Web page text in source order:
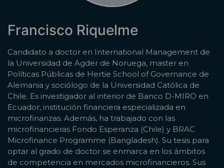
Francisco Riquelme
Candidato a doctor en International Management de
la Universidad de Agder de Noruega, master en
Políticas Públicas de Hertie School of Governance de
Alemania y sociólogo de la Universidad Católica de
Chile. Es investigador al interior de Banco D-MIRO en
Ecuador, institución financiera especializada en
microfinanzas. Además, ha trabajado con las
microfinancieras Fondo Esperanza (Chile) y BRAC
Microfinance Programme (Bangladesh). Su tesis para
optar al grado de doctor se enmarca en los ámbitos
de competencia en mercados microfinancieros. Sus